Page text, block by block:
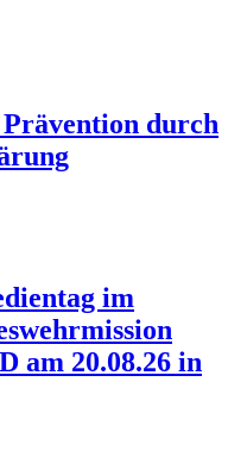
durch
im
am 20.08.26 in